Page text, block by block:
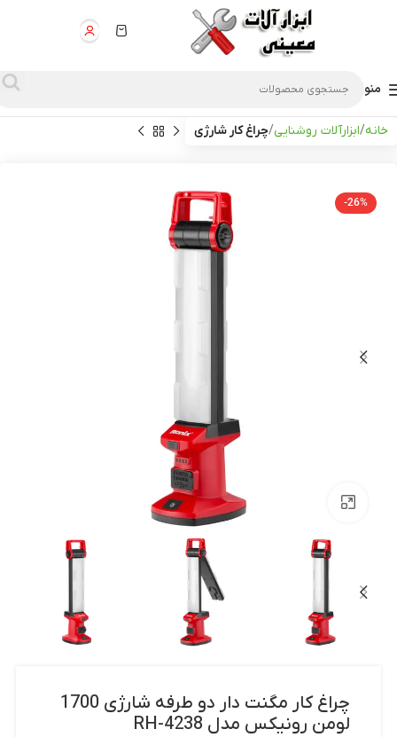
منو
خانه ابزارآلات روشنایی چراغ کار شارژی
-26%
چراغ کار مگنت دار دو طرفه شارژی 1700
لومن رونیکس مدل RH-4238